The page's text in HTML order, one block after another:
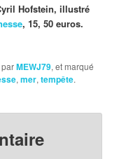
Hofstein, illustré
, 15, 50 euros.
parMEWJ79, et marqué
,mer,tempête.